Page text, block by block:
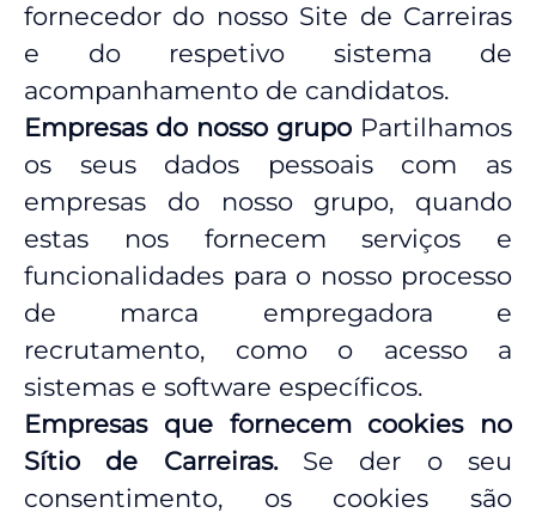
fornecedor do nosso Site de Carreiras
e do respetivo sistema de
acompanhamento de candidatos.
Empresas do nosso grupo Partilhamos
os seus dados pessoais com as
empresas do nosso grupo, quando
estas nos fornecem serviços e
funcionalidades para o nosso processo
de marca empregadora e
recrutamento, como o acesso a
sistemas e software específicos.
Empresas que fornecem cookies no
Sítio de Carreiras.Se der o seu
consentimento, os cookies são